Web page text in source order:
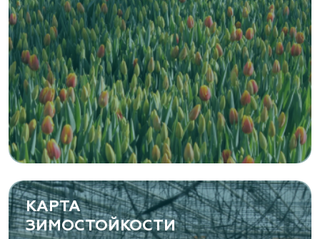
КАРТА
ЗИМОСТОЙКОСТИ